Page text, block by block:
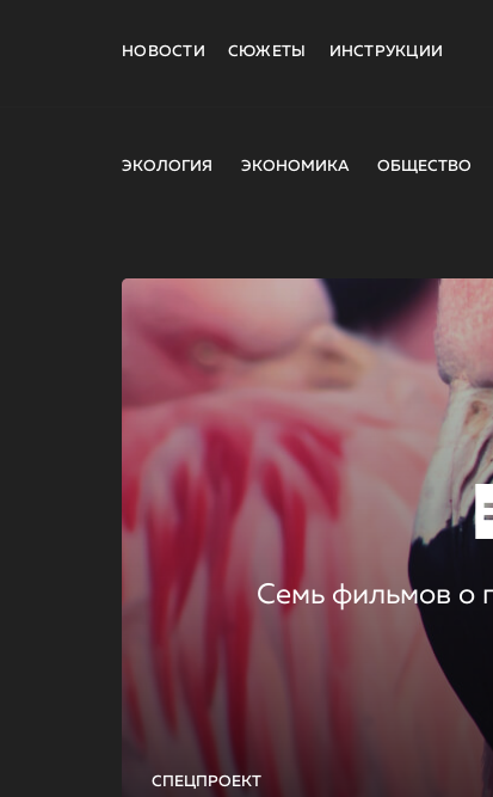
НОВОСТИ СЮЖЕТЫ ИНСТРУКЦИИ
ЭКОЛОГИЯ ЭКОНОМИКА ОБЩЕСТВО
СПЕЦПРОЕКТ
Семь фильмов о